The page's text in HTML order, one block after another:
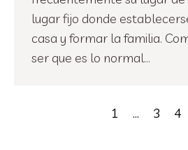
lugar fijo donde
casa y formar la familia.
ser que es lo normal...
1 … 3 4